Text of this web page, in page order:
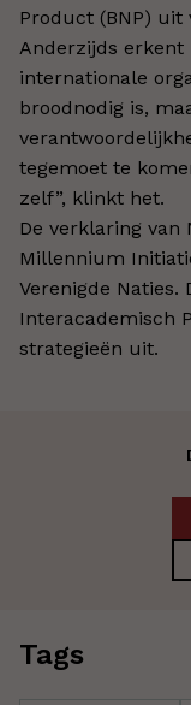
Product (BNP) uit
Anderzijds erkent
internationale
broodnodig is,
tegemoet te
zelf”, klinkt het.
De verklaring van
Millennium
Verenigde Naties.
Interacademisch
strategieën uit.
Tags